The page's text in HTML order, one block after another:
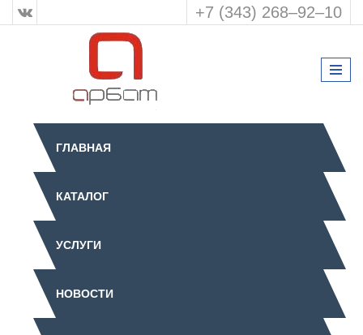
+7 (343) 268‒92‒10
ГЛАВНАЯ
КАТАЛОГ
УСЛУГИ
НОВОСТИ